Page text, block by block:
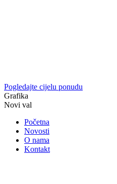
Pogledajte cijelu ponudu
Grafika
Novi val
Početna
Novosti
O nama
Kontakt